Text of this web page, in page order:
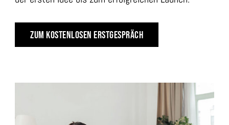
ZUM KOSTENLOSEN ERSTGESPRÄCH